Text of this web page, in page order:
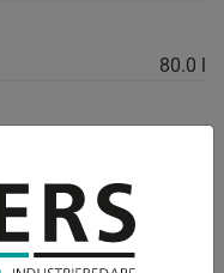
80.0 l